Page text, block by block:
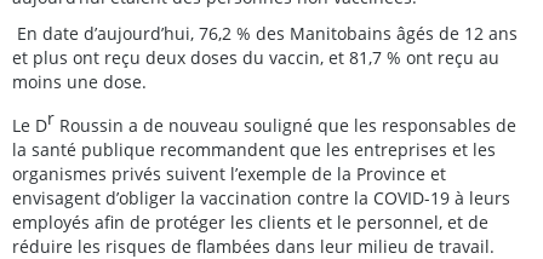
En date d’aujourd’hui, 76,2 % des Manitobains âgés de 12 ans
et plus ont reçu deux doses du vaccin, et 81,7 % ont reçu au
moins une dose.
Le Dr Roussin a de nouveau souligné que les responsables de
la santé publique recommandent que les entreprises et les
organismes privés suivent l’exemple de la Province et
envisagent d’obliger la vaccination contre la COVID-19 à leurs
employés afin de protéger les clients et le personnel, et de
réduire les risques de flambées dans leur milieu de travail.